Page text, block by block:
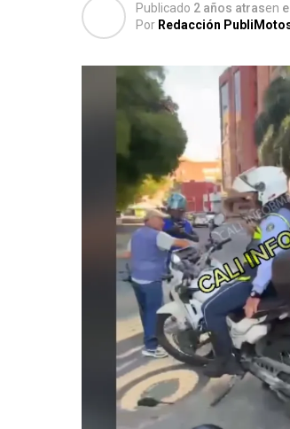
Publicado 2 años atrasen
Por Redacción